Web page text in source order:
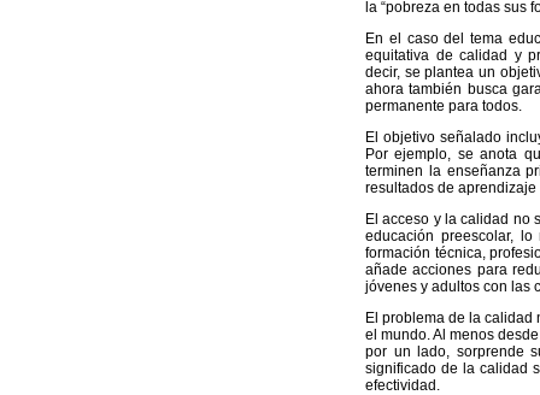
la “pobreza en todas sus
En el caso del tema
equitativa de calidad y
decir, se plantea un
ahora también busca
permanente para todos.
El objetivo señalado
Por ejemplo, se anota
terminen la enseñanza
resultados de aprendizaje
El acceso y la calidad no
educación preescolar,
formación técnica,
añade acciones para
jóvenes y adultos con las
El problema de la calidad
el mundo. Al menos
por un lado, sorprende
significado de la calidad
efectividad.